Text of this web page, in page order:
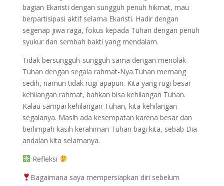
bagian Ekaristi dengan sungguh penuh hikmat, mau
berpartisipasi aktif selama Ekaristi. Hadir dengan
segenap jiwa raga, fokus kepada Tuhan dengan penuh
syukur dan sembah bakti yang mendalam.
Tidak bersungguh-sungguh sama dengan menolak
Tuhan dengan segala rahmat-Nya.Tuhan memang
sedih, namun tidak rugi apapun. Kita yang rugi besar
kehilangan rahmat, bahkan bisa kehilangan Tuhan.
Kalau sampai kehilangan Tuhan, kita kehilangan
segalanya. Masih ada kesempatan karena besar dan
berlimpah kasih kerahiman Tuhan bagi kita, sebab Dia
andalan kita selamanya.
Refleksi
Bagaimana saya mempersiapkan diri sebelum